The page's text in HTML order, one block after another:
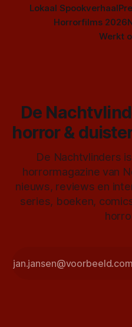
Lokaal Spookverhaal
Horrorfilms 2026
Werkt
De
horror &
De Nachtvlinders
horrormagazine van
nieuws, reviews en
series, boeken,